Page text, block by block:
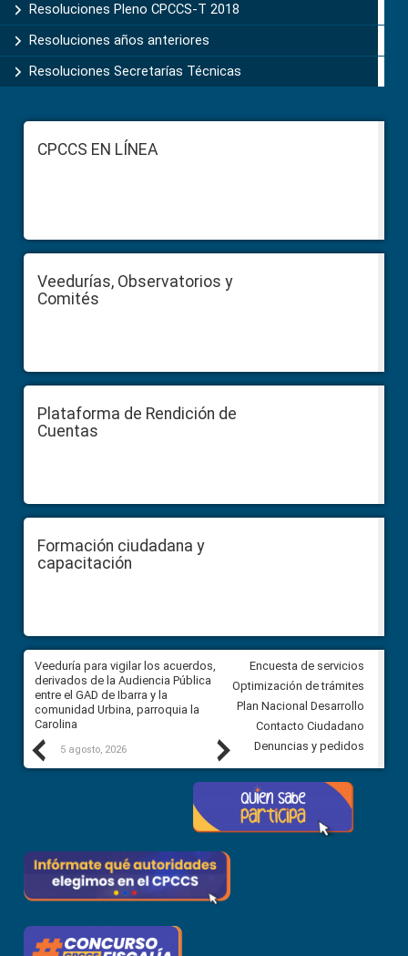
Resoluciones Pleno CPCCS-T 2018
Resoluciones años anteriores
Resoluciones Secretarías Técnicas
FooterCPCCS EN LÍNEA
Veedurías, Observatorios y
Comités
Plataforma de Rendición de
Cuentas
Formación ciudadana y
capacitación
Previous
Veeduría para vigilar los acuerdos,
derivados de la Audiencia Pública
entre el GAD de Ibarra y la
comunidad Urbina, parroquia la
Carolina
5 agosto, 2026
CPCCS convoca a Veeduría
Ciudadana para vigilar el
5 agosto, 2026
Next
Encuesta de servicios
Optimización de trámites
Plan Nacional Desarrollo
Contacto Ciudadano
Denuncias y pedidos